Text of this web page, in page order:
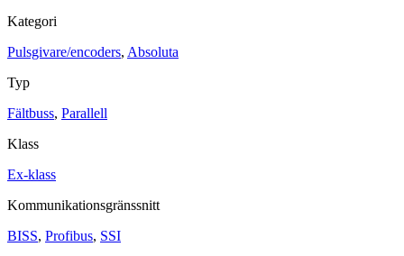
Kategori
Pulsgivare/encoders, Absoluta
Typ
Fältbuss, Parallell
Klass
Ex-klass
Kommunikationsgränssnitt
BISS, Profibus, SSI